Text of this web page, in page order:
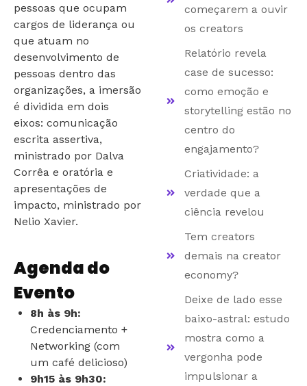
pessoas que ocupam
cargos de liderança ou
que atuam no
desenvolvimento de
pessoas dentro das
organizações, a imersão
é dividida em dois
eixos: comunicação
escrita assertiva,
ministrado por Dalva
Corrêa e oratória e
apresentações de
impacto, ministrado por
Nelio Xavier.
Agenda do
Evento
8h às 9h:
Credenciamento +
Networking (com
um café delicioso)
9h15 às 9h30:
começarem a ouvir
os creators
Relatório revela
case de sucesso:
como emoção e
storytelling estão no
centro do
engajamento?
Criatividade: a
verdade que a
ciência revelou
Tem creators
demais na creator
economy?
Deixe de lado esse
baixo-astral: estudo
mostra como a
vergonha pode
impulsionar a